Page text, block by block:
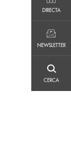
DIRECTA
NEWSLETTER
CERCA